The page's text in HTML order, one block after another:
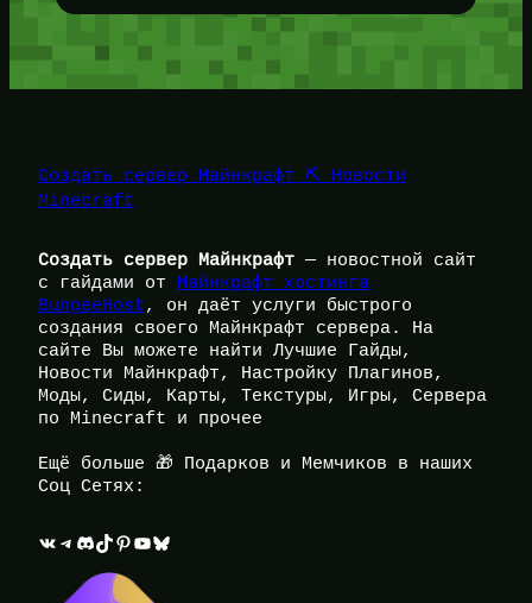
Создать сервер Майнкрафт ⛏️ Новости
Minecraft
Создать сервер Майнкрафт — новостной сайт
с гайдами от Майнкрафт хостинга
BungeeHost, он даёт услуги быстрого
создания своего Майнкрафт сервера. На
сайте Вы можете найти Лучшие Гайды,
Новости Майнкрафт, Настройку Плагинов,
Моды, Сиды, Карты, Текстуры, Игры, Сервера
по Minecraft и прочее
Ещё больше 🎁 Подарков и Мемчиков в наших
Соц Сетях:
ВКонтакте Telegram Discord TikTok Pinterest YouTube Bluesky